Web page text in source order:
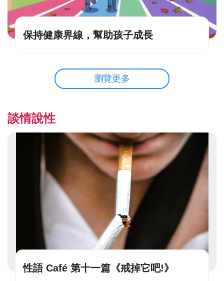
保持健康界線，幫助孩子成長
瀏覽更多
談情說性
性語 Café 第十一篇《戒掉它吧!》